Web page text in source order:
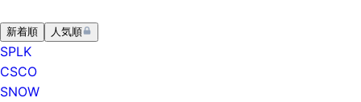
新着順 人気順
SPLK
CSCO
SNOW